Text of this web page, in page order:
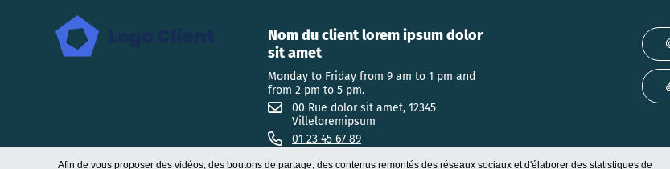
Afin de vous proposer des vidéos, des boutons de partage, des contenus remontés des réseaux sociaux et d'élaborer des statistiques de
Nom du client lorem ipsum dolor
sit amet
Monday to Friday from 9 am to 1 pm and
from 2 pm to 5 pm.
00 Rue dolor sit amet, 12345
Villeloremipsum
01 23 45 67 89